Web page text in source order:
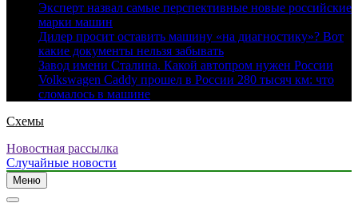
Эксперт назвал самые перспективные новые российские
марки машин
Дилер просит оставить машину «на диагностику»? Вот
какие документы нельзя забывать
Завод имени Сталина. Какой автопром нужен России
Volkswagen Caddy прошел в России 280 тысяч км: что
сломалось в машине
Схемы
Новостная рассылка
Случайные новости
Меню